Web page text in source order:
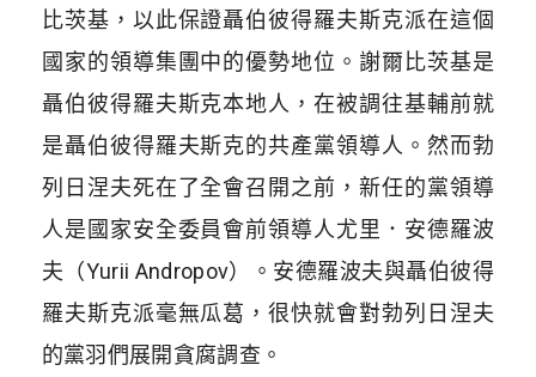
比茨基，以此保證聶伯彼得羅夫斯克派在這個
國家的領導集團中的優勢地位。謝爾比茨基是
聶伯彼得羅夫斯克本地人，在被調往基輔前就
是聶伯彼得羅夫斯克的共產黨領導人。然而勃
列日涅夫死在了全會召開之前，新任的黨領導
人是國家安全委員會前領導人尤里．安德羅波
夫（Yurii Andropov）。安德羅波夫與聶伯彼得
羅夫斯克派毫無瓜葛，很快就會對勃列日涅夫
的黨羽們展開貪腐調查。